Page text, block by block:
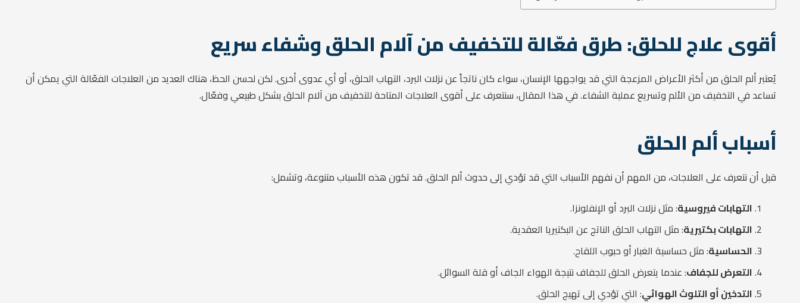
أقوى علاج للحلق: طرق فعّالة للتخفيف من آلام الحلق وشفاء سريع
يُعتبر ألم الحلق من أكثر الأعراض المزعجة التي قد يواجهها الإنسان، سواء كان ناتجاً عن نزلات البرد، التهاب الحلق، أو أي عدوى أخرى. لكن لحسن الحظ، هناك العديد من العلاجات الفعّالة التي يمكن أن
تساعد في التخفيف من الألم وتسريع عملية الشفاء. في هذا المقال، سنتعرف على أقوى العلاجات المتاحة للتخفيف من آلام الحلق بشكل طبيعي وفعّال.
أسباب ألم الحلق
قبل أن نتعرف على العلاجات، من المهم أن نفهم الأسباب التي قد تؤدي إلى حدوث ألم الحلق. قد تكون هذه الأسباب متنوعة، وتشمل:
التهابات فيروسية: مثل نزلات البرد أو الإنفلونزا.
التهابات بكتيرية: مثل التهاب الحلق الناتج عن البكتيريا العقدية.
الحساسية: مثل حساسية الغبار أو حبوب اللقاح.
التعرض للجفاف: عندما يتعرض الحلق للجفاف نتيجة الهواء الجاف أو قلة السوائل.
التدخين أو التلوث الهوائي: التي تؤدي إلى تهيج الحلق.